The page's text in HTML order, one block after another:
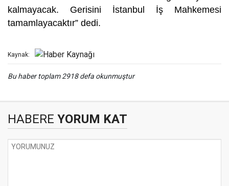
kalmayacak. Gerisini İstanbul İş Mahkemesi
tamamlayacaktır” dedi.
Kaynak:
Bu haber toplam 2918 defa okunmuştur
HABERE YORUM KAT